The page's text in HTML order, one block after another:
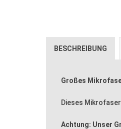
BESCHREIBUNG
Großes
Dieses
Achtung: Unser